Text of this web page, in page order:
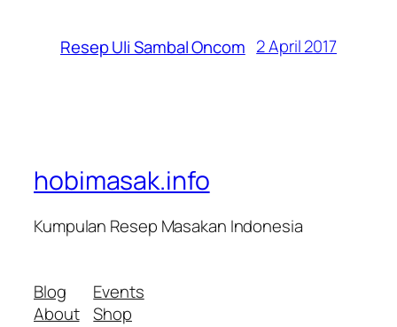
Resep Uli Sambal Oncom 2 April 2017
hobimasak.info
Kumpulan Resep Masakan Indonesia
Blog
About
Events
Shop